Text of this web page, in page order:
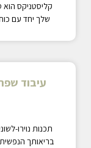
קליסטניקס
שלך יחד עם
עיבוד
תכנות נוירו-
בריאותך